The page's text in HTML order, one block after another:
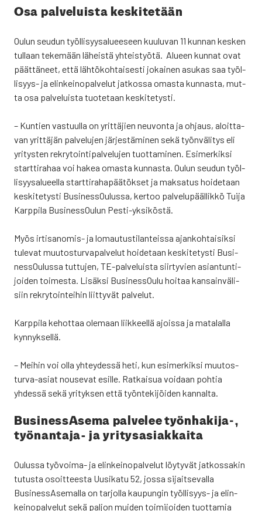
Osa pal­ve­luis­ta kes­ki­te­tään
Oulun seu­dun työl­li­syy­sa­lu­ee­seen kuu­lu­van 11 kun­nan kes­ken
tul­laan teke­mään läheis­tä yhteis­työ­tä. Alu­een kun­nat ovat
päät­tä­neet, että läh­tö­koh­tai­ses­ti jokai­nen asu­kas saa työl­
li­syys- ja elin­kei­no­pal­ve­lut jat­kos­sa omas­ta kun­nas­ta, mut­
ta osa pal­ve­luis­ta tuo­te­taan kes­ki­te­tys­ti.
– Kun­tien vas­tuul­la on yrit­tä­jien neu­von­ta ja ohjaus, aloit­ta­
van yrit­tä­jän pal­ve­lu­jen jär­jes­tä­mi­nen sekä työn­vä­li­tys eli
yri­tys­ten rek­ry­toin­ti­pal­ve­lu­jen tuot­ta­mi­nen. Esi­mer­kik­si
start­ti­ra­haa voi hakea omas­ta kun­nas­ta. Oulun seu­dun työl­
li­syy­sa­lu­eel­la start­ti­ra­ha­pää­tök­set ja mak­sa­tus hoi­de­taan
kes­ki­te­tys­ti Busi­nes­sOu­lus­sa, ker­too pal­ve­lu­pääl­lik­kö Tui­ja
Karp­pi­la Business­Oulun Pes­ti-yksi­kös­tä.
Myös irti­sa­no­mis- ja lomau­tus­ti­lan­teis­sa ajan­koh­tai­sik­si
tule­vat muu­tos­tur­va­pal­ve­lut hoi­de­taan kes­ki­te­tys­ti Busi­
nes­sOu­lus­sa tut­tu­jen, TE-pal­ve­luis­ta siir­ty­vien asian­tun­ti­
joi­den toi­mes­ta. Lisäk­si Business­Oulu hoi­taa kan­sain­vä­li­
siin rek­ry­toin­tei­hin liit­ty­vät pal­ve­lut.
Karp­pi­la kehot­taa ole­maan liik­keel­lä ajois­sa ja mata­lal­la
kyn­nyk­sel­lä.
– Mei­hin voi olla yhtey­des­sä heti, kun esi­mer­kik­si muu­tos­
tur­va-asiat nouse­vat esil­le. Rat­kai­sua voi­daan poh­tia
yhdes­sä sekä yri­tyk­sen että työn­te­ki­jöi­den kan­nal­ta.
Business­Asema pal­ve­lee työnhakija‑,
työ­nan­ta­ja- ja yri­tys­asiak­kai­ta
Oulus­sa työ­voi­ma- ja elin­kei­no­pal­ve­lut löy­ty­vät jat­kos­sa­kin
tutus­ta osoit­tees­ta Uusi­ka­tu 52, jos­sa sijait­se­val­la
Business­Asemalla on tar­jol­la kau­pun­gin työl­li­syys- ja elin­
kei­no­pal­ve­lut sekä pal­jon mui­den toi­mi­joi­den tuot­ta­mia